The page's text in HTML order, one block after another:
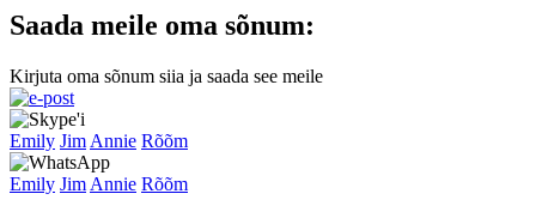
Saada meile oma sõnum:
Kirjuta oma sõnum siia ja saada see meile
Emily Jim Annie Rõõm
Emily Jim Annie Rõõm